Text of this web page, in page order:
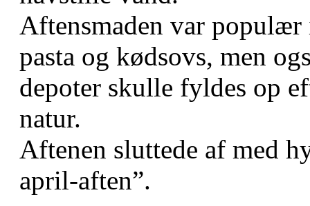
Aftensmaden var
pasta og kødsovs, men
depoter skulle fyldes op
natur.
Aftenen sluttede af med
april-aften”.